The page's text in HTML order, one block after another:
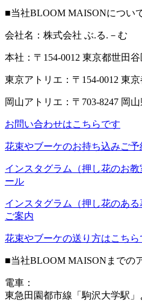
■当社BLOOM MAISONについ
会社名：株式会社 ぶ.る.－む
本社：〒154-0012 東京都世田
東京アトリエ：〒154-0012 東
岡山アトリエ：〒703-8247 岡
お問い合わせはこちらです
花束やブーケのお持ち込みご
インスタグラム（押し花のお
ール
インスタグラム（押し花のあ
ご案内
花束やブーケの送り方はこちら
■当社BLOOM MAISONまでの
電車：
東急田園都市線「駒沢大学駅」